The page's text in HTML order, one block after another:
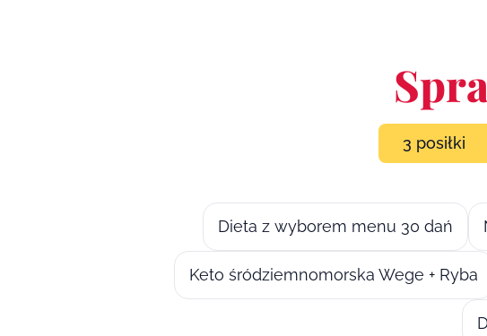
3 posiłki
Dieta z wyborem menu 30 dań
Keto śródziemnomorska Wege + Ryba